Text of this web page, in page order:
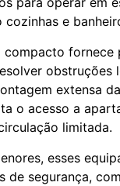
e
fornece
obstruções
extensa
o acesso a
limitada.
esses
de segurança,